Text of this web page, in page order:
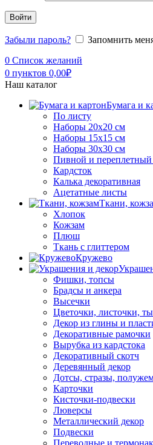
Войти
Забыли пароль?
Запомнить
0 Список желаний
0 пунктов 0,00₽
Наш каталог
Бумага и
По листу
Наборы 20х20 см
Наборы 15х15 см
Наборы 30х30 см
Пивной и переплетный
Кардсток
Калька декоративная
Ацетатные листы
Ткани,
Хлопок
Кожзам
Плюш
Ткань с глиттером
Кружево
Фишки, топсы
Брадсы и анкера
Высечки
Цветочки, листочки,
Декор из глины и
Декоративные рамочки
Вырубка из кардстока
Декоративный скотч
Деревянный декор
Дотсы, стразы,
Карточки
Кисточки-подвески
Люверсы
Металлический декор
Подвески
Переводные и